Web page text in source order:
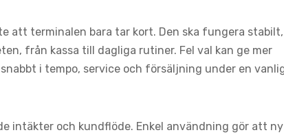
att terminalen bara tar kort. Den ska fungera stabilt,
från kassa till dagliga rutiner. Fel val kan ge mer
i tempo, service och försäljning under en
intäkter och kundflöde. Enkel användning gör att ny